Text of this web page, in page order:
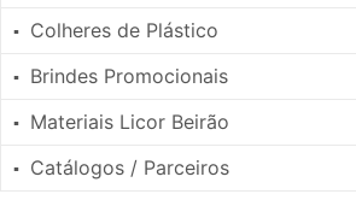
▪ Colheres de Plástico
▪ Brindes Promocionais
▪ Materiais Licor Beirão
▪ Catálogos / Parceiros